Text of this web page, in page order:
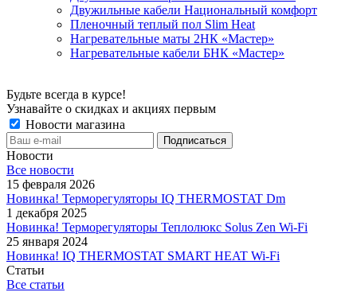
Двужильные кабели Национальный комфорт
Пленочный теплый пол Slim Heat
Нагревательные маты 2НК «Мастер»
Нагревательные кабели БНК «Мастер»
Будьте всегда в курсе!
Узнавайте о скидках и акциях первым
Новости магазина
Новости
Все новости
15 февраля 2026
Новинка! Терморегуляторы IQ THERMOSTAT Dm
1 декабря 2025
Новинка! Терморегуляторы Теплолюкс Solus Zen Wi-Fi
25 января 2024
Новинка! IQ THERMOSTAT SMART HEAT Wi-Fi
Статьи
Все статьи